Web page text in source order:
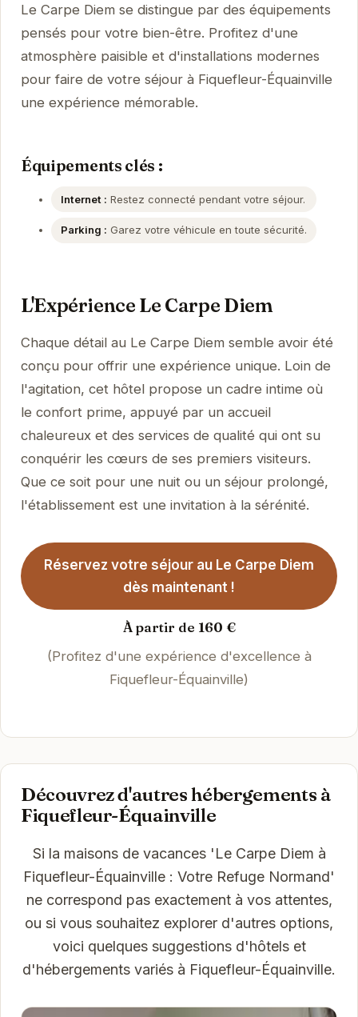
Le Carpe Diem se distingue par des équipements
pensés pour votre bien-être. Profitez d'une
atmosphère paisible et d'installations modernes
pour faire de votre séjour à Fiquefleur-Équainville
une expérience mémorable.
Équipements clés :
Internet : Restez connecté pendant votre séjour.
Parking : Garez votre véhicule en toute sécurité.
L'Expérience Le Carpe Diem
Chaque détail au Le Carpe Diem semble avoir été
conçu pour offrir une expérience unique. Loin de
l'agitation, cet hôtel propose un cadre intime où
le confort prime, appuyé par un accueil
chaleureux et des services de qualité qui ont su
conquérir les cœurs de ses premiers visiteurs.
Que ce soit pour une nuit ou un séjour prolongé,
l'établissement est une invitation à la sérénité.
Réservez votre séjour au Le Carpe Diem
dès maintenant !
À partir de 160 €
(Profitez d'une expérience d'excellence à
Fiquefleur-Équainville)
Découvrez d'autres hébergements à
Fiquefleur-Équainville
Si la maisons de vacances 'Le Carpe Diem à
Fiquefleur-Équainville : Votre Refuge Normand'
ne correspond pas exactement à vos attentes,
ou si vous souhaitez explorer d'autres options,
voici quelques suggestions d'hôtels et
d'hébergements variés à Fiquefleur-Équainville.